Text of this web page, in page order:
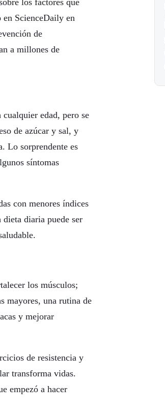
los factores que
ScienceDaily en
de
a millones de
cualquier edad, pero se
de azúcar y sal, y
Lo sorprendente es
síntomas
con menores índices
diaria puede ser
los músculos;
mayores, una rutina de
y mejorar
de resistencia y
transforma vidas.
empezó a hacer